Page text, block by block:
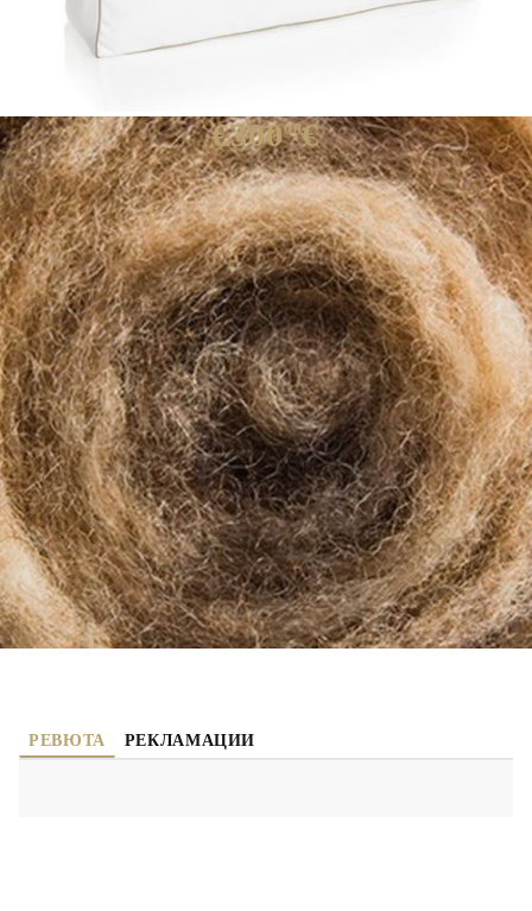
WHITE BOUTIQUE DUVET
CAMELLA GOLD
€30000€
Има в наличност10броя
:
БЪРЗА ПОРЪЧКА БЕЗ РЕГИСТРАЦИЯ
Ние ще се свържем с вас в рамките на работния ден.
HD0017-2 0.000 кг
Оцени продукта
РЕВЮТА РЕКЛАМАЦИИ